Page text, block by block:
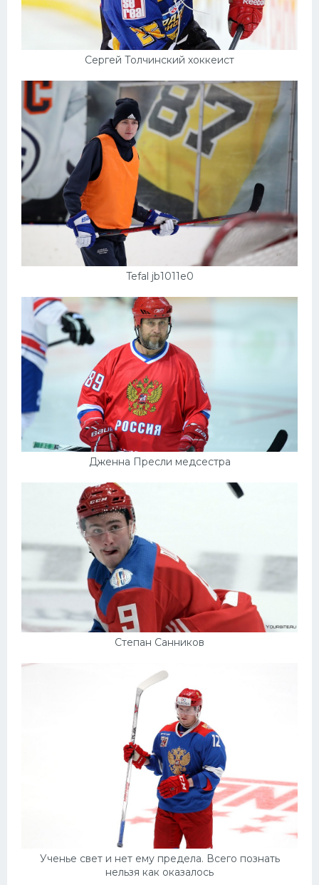
Сергей Толчинский хоккеист
Tefal jb1011e0
Дженна Пресли медсестра
Степан Санников
Ученье свет и нет ему предела. Всего познать
нельзя как оказалось